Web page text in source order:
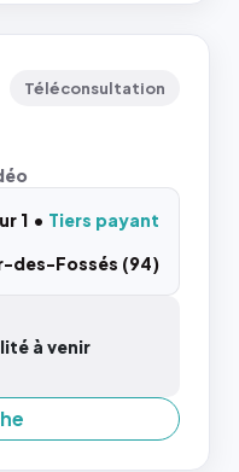
Téléconsultation
1
Tiers payant
des-Fossés (94)
à venir